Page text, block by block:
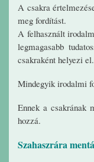
A csakra
meg fordítást.
A felhasznált
legmagasabb
csakraként helyezi
Mindegyik irodalmi
Ennek a csakrának
hozzá.
Szahaszrára